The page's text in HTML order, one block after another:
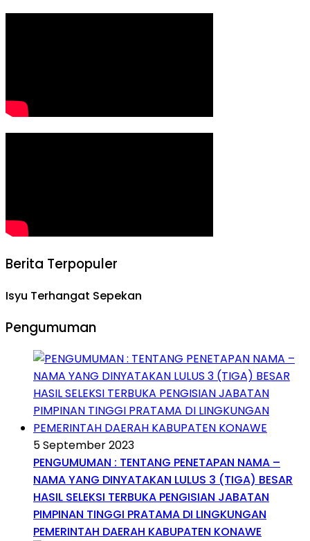
Berita Terpopuler
Isyu Terhangat Sepekan
Pengumuman
5 September 2023
PENGUMUMAN : TENTANG PENETAPAN NAMA –
NAMA YANG DINYATAKAN LULUS 3 (TIGA) BESAR
HASIL SELEKSI TERBUKA PENGISIAN JABATAN
PIMPINAN TINGGI PRATAMA DI LINGKUNGAN
PEMERINTAH DAERAH KABUPATEN KONAWE